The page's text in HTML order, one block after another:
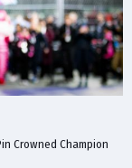
Crowned Champion